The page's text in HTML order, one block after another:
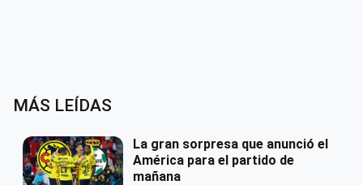
MÁS LEÍDAS
La gran sorpresa que anunció el
América para el partido de
mañana